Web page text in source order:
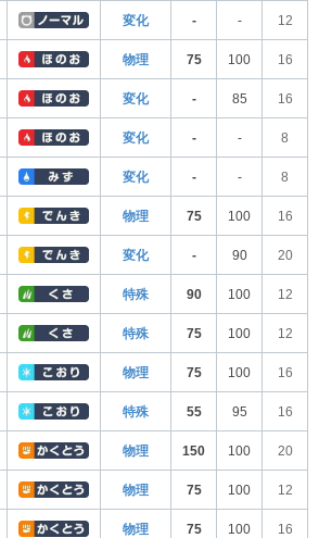
変化 - - 12
物理 75 100 16
変化 - 85 16
変化 - - 8
変化 - - 8
物理 75 100 16
変化 - 90 20
特殊 90 100 12
特殊 75 100 12
物理 75 100 16
特殊 55 95 16
物理 150 100 20
物理 75 100 12
物理 75 100 16